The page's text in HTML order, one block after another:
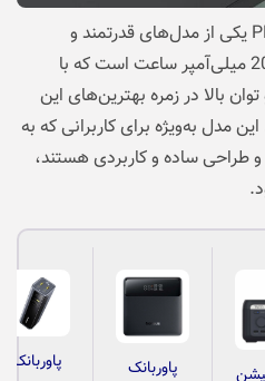
پاور بانک شیائومی PB2050SZM یکی از مدل‌های قدرتمند و
محبوب این برند با ظرفیت 20000 میلی‌آمپر ساعت است که با
بالا در زمره بهترین‌های این
می‌گیرد. این مدل به‌ویژه برای کاربرانی که به
و طراحی ساده و کاربردی هستند،
پاوربانک
پاوربانک